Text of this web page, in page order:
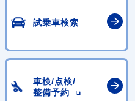
試乗車検索
車検/点検/
整備予約